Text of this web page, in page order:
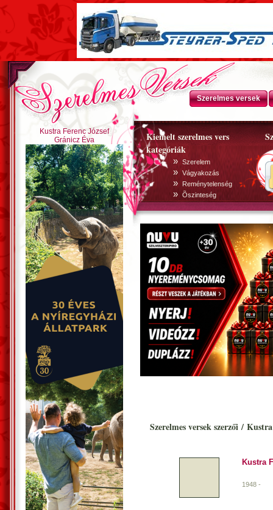
Szerelmes versek
Kiemelt szerelmes vers
kategóriák
» Szerelem
» Vágyakozás
» Reménytelenség
» Õszinteség
Kustra Ferenc József
Gránicz Éva
Szerelmes versek szerzői / Kustra
Kustra
1948 -